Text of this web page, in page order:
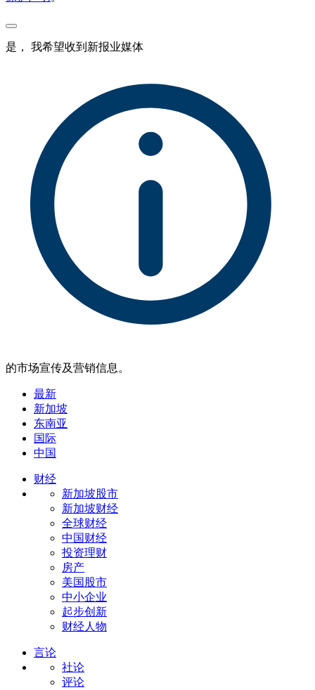
是， 我希望收到新报业媒体
的市场宣传及营销信息。
最新
新加坡
东南亚
国际
中国
财经
新加坡股市
新加坡财经
全球财经
中国财经
投资理财
房产
美国股市
中小企业
起步创新
财经人物
言论
社论
评论